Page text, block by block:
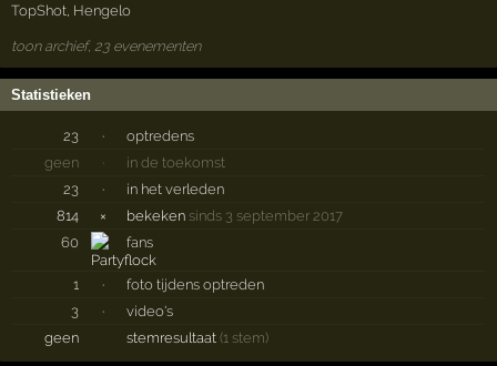
TopShot Hengelo
toon archief, 23 evenementen
Statistieken
23 ·
optredens
geen
·
in de toekomst
23
·
in het verleden
814
× bekeken sinds 3 september 2017
60
fans
1 ·
foto tijdens optreden
3
·
video's
geen
stemresultaat(1 stem)